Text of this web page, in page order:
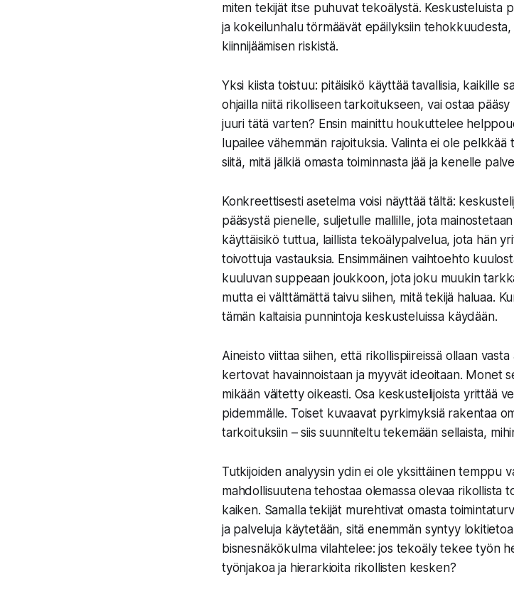
miten tekijät itse puhuvat tekoälystä. Keskusteluista
ja kokeilunhalu törmäävät epäilyksiin tehokkuudesta,
kiinnijäämisen riskistä.
Yksi kiista toistuu: pitäisikö käyttää tavallisia, kaikille
ohjailla niitä rikolliseen tarkoitukseen, vai ostaa
juuri tätä varten? Ensin mainittu houkuttelee
lupailee vähemmän rajoituksia. Valinta ei ole
siitä, mitä jälkiä omasta toiminnasta jää ja kenelle
Konkreettisesti asetelma voisi näyttää tältä:
pääsystä pienelle, suljetulle mallille, jota
käyttäisikö tuttua, laillista tekoälypalvelua, jota hän
toivottuja vastauksia. Ensimmäinen vaihtoehto
kuuluvan suppeaan joukkoon, jota joku muukin
mutta ei välttämättä taivu siihen, mitä tekijä haluaa.
tämän kaltaisia punnintoja keskusteluissa käydään.
Aineisto viittaa siihen, että rikollispiireissä ollaan
kertovat havainnoistaan ja myyvät ideoitaan. Monet
mikään väitetty oikeasti. Osa keskustelijoista yrittää
pidemmälle. Toiset kuvaavat pyrkimyksiä rakentaa
tarkoituksiin – siis suunniteltu tekemään sellaista,
Tutkijoiden analyysin ydin ei ole yksittäinen temppu
mahdollisuutena tehostaa olemassa olevaa rikollista
kaiken. Samalla tekijät murehtivat omasta
ja palveluja käytetään, sitä enemmän syntyy
bisnesnäkökulma vilahtelee: jos tekoäly tekee työn
työnjakoa ja hierarkioita rikollisten kesken?